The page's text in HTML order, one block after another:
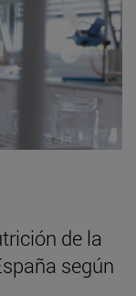
de la
según